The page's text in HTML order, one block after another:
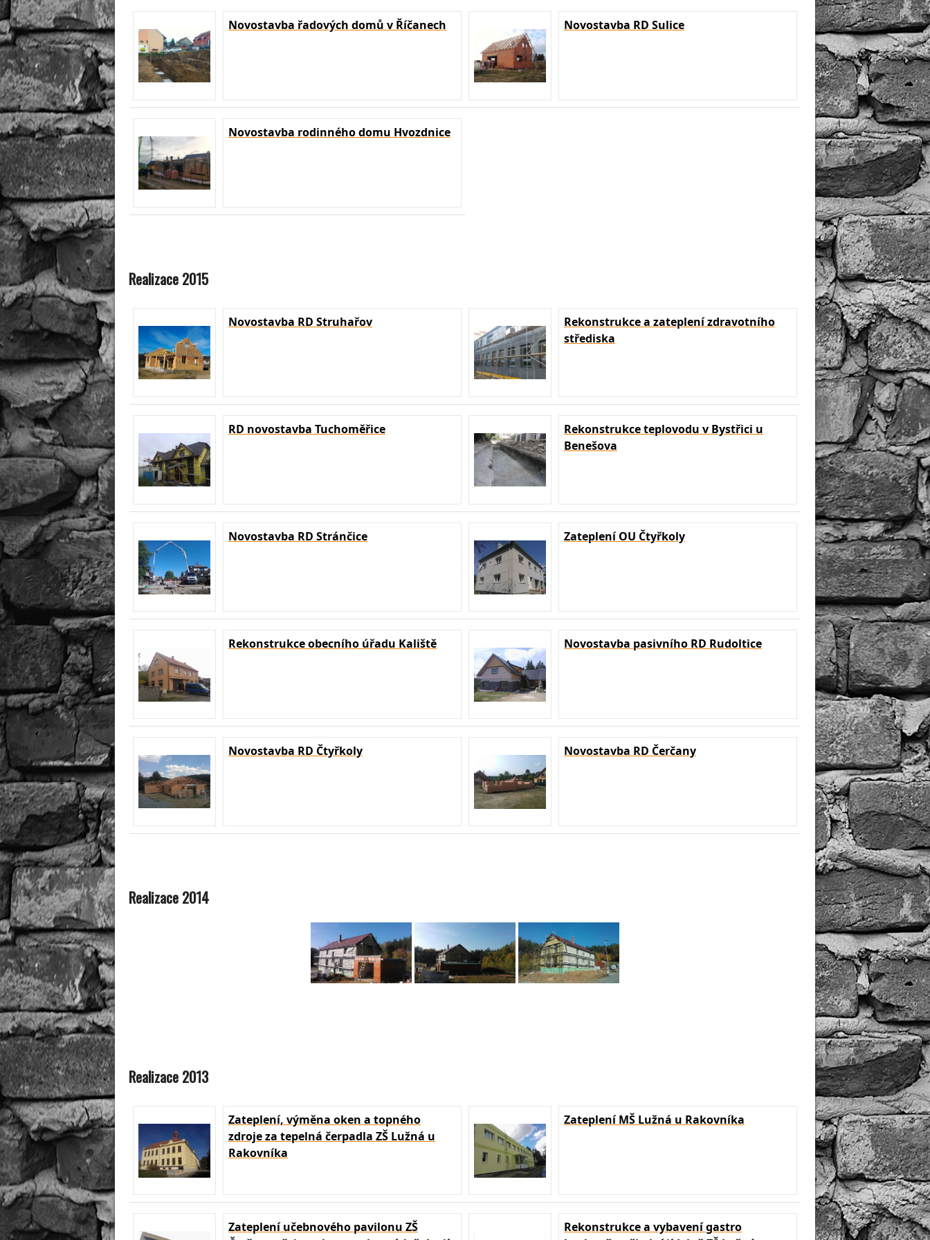
Novostavba řadových domů v Říčanech Novostavba RD Sulice
Novostavba rodinného domu Hvozdnice
Realizace 2015
Novostavba RD Struhařov
Rekonstrukce a zateplení zdravotního
střediska
RD novostavba Tuchoměřice
Rekonstrukce teplovodu v Bystřici u
Benešova
Novostavba RD Stránčice Zateplení OU Čtyřkoly
Rekonstrukce obecního úřadu Kaliště Novostavba pasivního RD Rudoltice
Novostavba RD Čtyřkoly Novostavba RD Čerčany
Realizace 2014
Realizace 2013
Zateplení, výměna oken a topného
zdroje za tepelná čerpadla ZŠ Lužná u
Rakovníka
Zateplení MŠ Lužná u Rakovníka
Zateplení učebnového pavilonu ZŠ
Rekonstrukce a vybavení gastro